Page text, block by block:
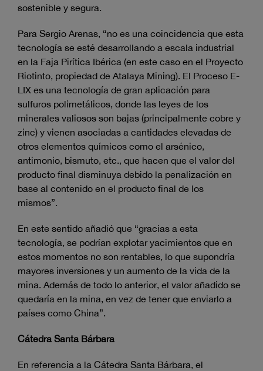
sostenible y segura.
Para Sergio Arenas, “no es una coincidencia que esta
tecnología se esté desarrollando a escala industrial
en la Faja Pirítica Ibérica (en este caso en el Proyecto
Riotinto, propiedad de Atalaya Mining). El Proceso E-
LIX es una tecnología de gran aplicación para
sulfuros polimetálicos, donde las leyes de los
minerales valiosos son bajas (principalmente cobre y
zinc) y vienen asociadas a cantidades elevadas de
otros elementos químicos como el arsénico,
antimonio, bismuto, etc., que hacen que el valor del
producto final disminuya debido la penalización en
base al contenido en el producto final de los
mismos”.
En este sentido añadió que “gracias a esta
tecnología, se podrían explotar yacimientos que en
estos momentos no son rentables, lo que supondría
mayores inversiones y un aumento de la vida de la
mina. Además de todo lo anterior, el valor añadido se
quedaría en la mina, en vez de tener que enviarlo a
países como China”.
Cátedra Santa Bárbara
En referencia a la Cátedra Santa Bárbara, el